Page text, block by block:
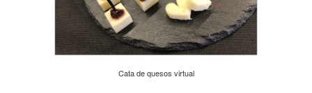
Cata de quesos virtual